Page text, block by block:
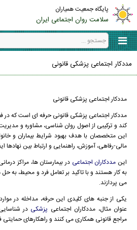
پایگاه جمعیت همیاران
سلامت روان اجتماعی ایران
مددکار اجتماعی پزشکی قانونی
مددکار اجتماعی پزشکی قانونی
مددکار اجتماعی پزشکی قانونی حرفه ای است که
کند و ترکیبی از اصول روان شناسی، مشاوره و
این متخصصان با هدف بهبود شرایط بیماران و
مالی-رفاهی، آموزش، راهنمایی و ارتباط بین نهادها
این مددکاران اجتماعی در بیمارستان ها، مراکز
به کار هستند و با تاکید بر تعامل فرد و محیط، به
می پردازند.
یکی از جنبه های کلیدی این حرفه، مداخله در
عنوان مثال، مددکاران اجتماعی پزشکی در
مراجع قانونی همکاری می کنند و راهکارهای حمایتی